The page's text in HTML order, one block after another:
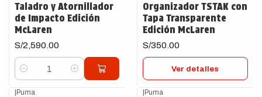
Taladro y Atornillador
de Impacto Edición
McLaren
S/2,590.00
Cantidad
Organizador TSTAK con
Tapa Transparente
Edición McLaren
S/350.00
Ver detalles
|Puma |Puma